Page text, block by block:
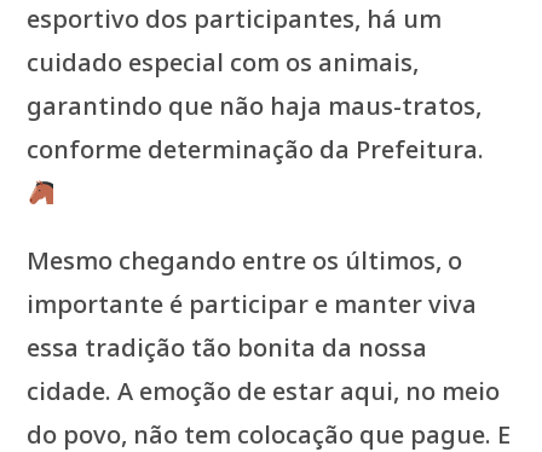
esportivo dos participantes, há um
cuidado especial com os animais,
garantindo que não haja maus-tratos,
conforme determinação da Prefeitura.
Mesmo chegando entre os últimos, o
importante é participar e manter viva
essa tradição tão bonita da nossa
cidade. A emoção de estar aqui, no meio
do povo, não tem colocação que pague. E